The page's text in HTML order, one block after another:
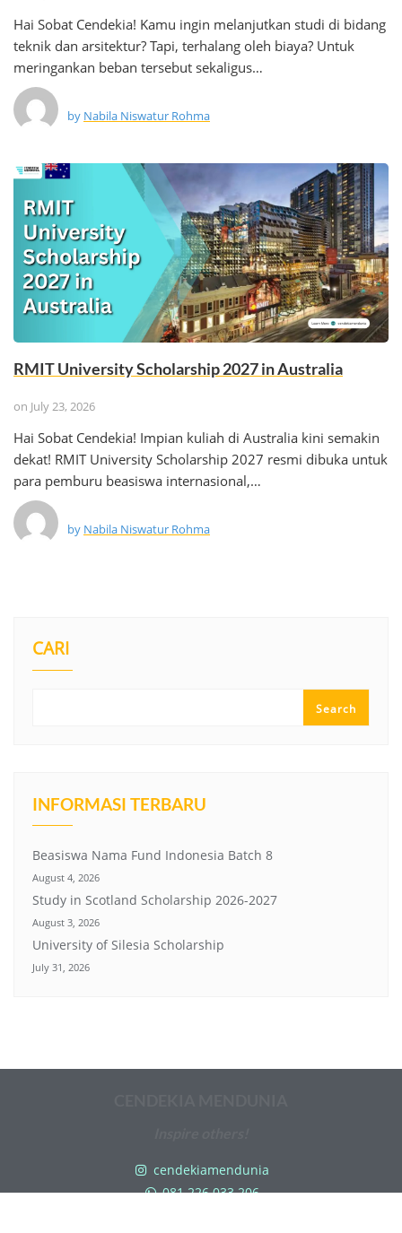
Hai Sobat Cendekia! Kamu ingin melanjutkan studi di bidang
teknik dan arsitektur? Tapi, terhalang oleh biaya? Untuk
meringankan beban tersebut sekaligus…
by Nabila Niswatur Rohma
RMIT University Scholarship 2027 in Australia
on July 23, 2026
Hai Sobat Cendekia! Impian kuliah di Australia kini semakin
dekat! RMIT University Scholarship 2027 resmi dibuka untuk
para pemburu beasiswa internasional,…
by Nabila Niswatur Rohma
CARI
Search
INFORMASI TERBARU
Beasiswa Nama Fund Indonesia Batch 8
August 4, 2026
Study in Scotland Scholarship 2026-2027
August 3, 2026
University of Silesia Scholarship
July 31, 2026
cendekiamendunia
081 226 033 206